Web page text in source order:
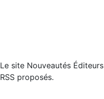
Le site Nouveautés Éditeurs
RSS proposés.